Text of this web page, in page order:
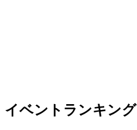
イベントランキング